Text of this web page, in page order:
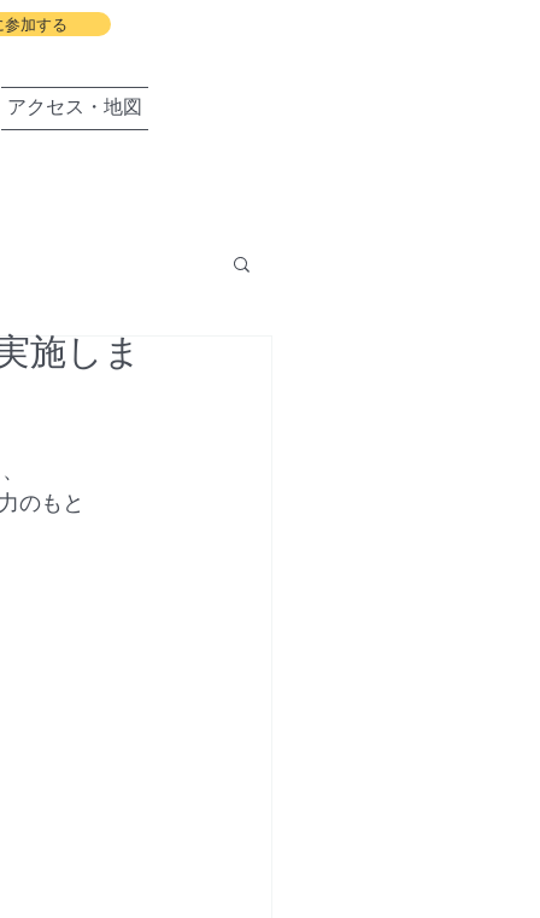
加する
アクセス・地図
岡の会
施しま
のもと